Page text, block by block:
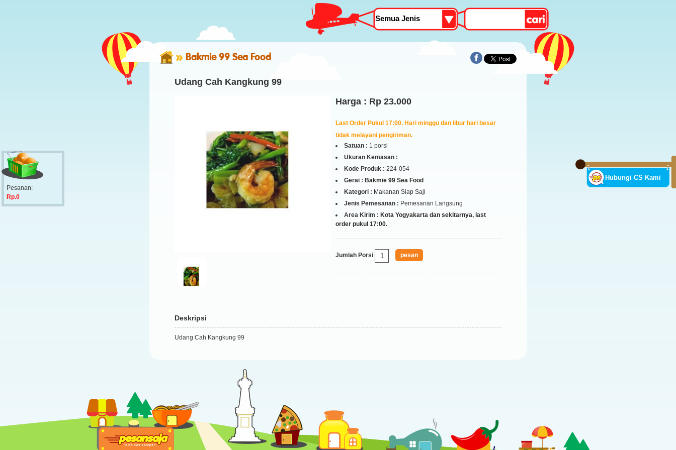
Hubungi CS Kami
Pesanan:
Rp.0
Bakmie 99 Sea Food
Udang Cah Kangkung 99
Harga : Rp 23.000
Last Order Pukul 17:00. Hari minggu dan libur hari besar
tidak melayani pengiriman.
Satuan : 1 porsi
Ukuran Kemasan :
Kode Produk : 224-054
Gerai : Bakmie 99 Sea Food
Kategori : Makanan Siap Saji
Jenis Pemesanan : Pemesanan Langsung
Area Kirim : Kota Yogyakarta dan sekitarnya, last
order pukul 17:00.
Jumlah Porsi
Deskripsi
Udang Cah Kangkung 99